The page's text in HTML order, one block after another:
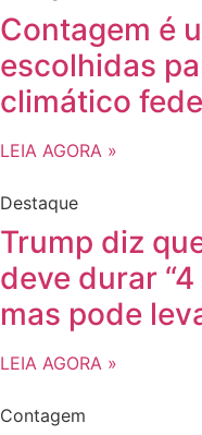
Contagem é
escolhidas
climático
LEIA AGORA »
Destaque
Trump diz
deve durar “4
mas pode
LEIA AGORA »
Contagem